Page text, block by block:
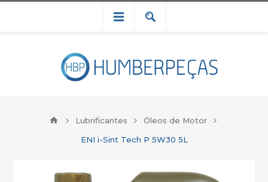
Lubrificantes
Óleos de Motor
ENI i-Sint Tech P 5W30 5L